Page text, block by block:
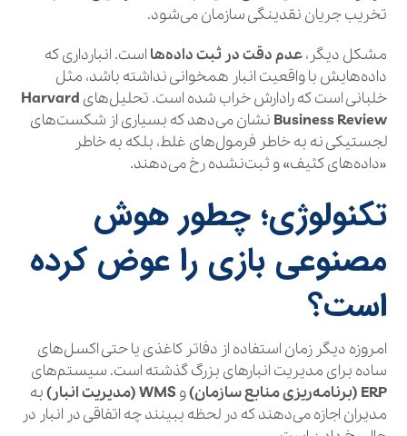
تخریب جریان نقدینگی سازمان می‌شود.
مشکل دیگر،عدم دقت در ثبت داده‌ها است. انبارداری که
داده‌هایش با واقعیت انبار همخوانی نداشته باشد، مثل
خلبانی است که رادارش خراب شده است. تحلیل‌های Harvard
Business Review نشان می‌دهد که بسیاری از شکست‌های
لجستیکی نه به خاطر فرمول‌های غلط، بلکه به خاطر
«داده‌های کثیف» و ثبت‌نشده رخ می‌دهند.
تکنولوژی؛ چطور هوش
مصنوعی بازی را عوض کرده
است؟
امروزه دیگر زمان استفاده از دفاتر کاغذی یا حتی اکسل‌های
ساده برای مدیریت انبارهای بزرگ گذشته است. سیستم‌های
ERP (برنامه‌ریزی منابع سازمان)
و WMS (مدیریت انبار)
به
مدیران اجازه می‌دهند که در لحظه ببینند چه اتفاقی در انبار در